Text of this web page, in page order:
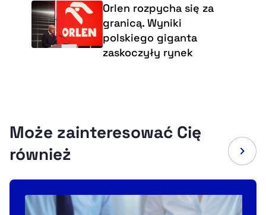
Orlen rozpycha się za
granicą. Wyniki
polskiego giganta
zaskoczyły rynek
Może zainteresować Cię
również